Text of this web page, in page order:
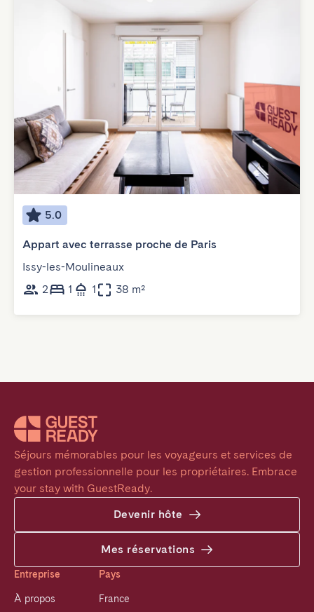
5.0
Appart avec terrasse proche de Paris
Issy-les-Moulineaux
2
1 1 38 m²
Séjours mémorables pour les voyageurs et services de
gestion professionnelle pour les propriétaires. Embrace
your stay with GuestReady.
Devenir hôte
Mes réservations
Entreprise
À propos
Pays
France